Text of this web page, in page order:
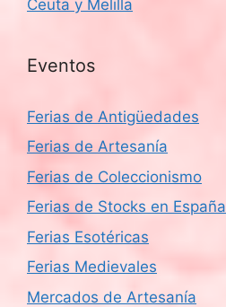
Ceuta y Melilla
Eventos
Ferias de Antigüedades
Ferias de Artesanía
Ferias de Coleccionismo
Ferias de Stocks en España
Ferias Esotéricas
Ferias Medievales
Mercados de Artesanía